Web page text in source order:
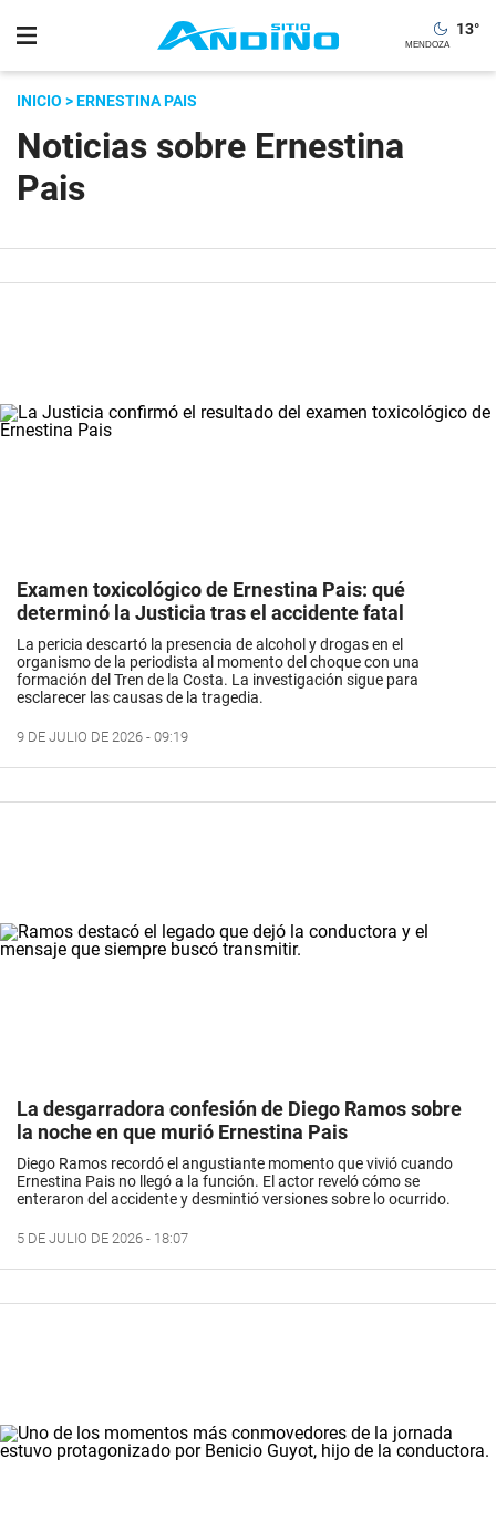
13°
INICIO > ERNESTINA PAIS
Noticias sobre Ernestina
Pais
Examen toxicológico de Ernestina Pais: qué
determinó la Justicia tras el accidente fatal
La pericia descartó la presencia de alcohol y drogas en el
organismo de la periodista al momento del choque con una
formación del Tren de la Costa. La investigación sigue para
esclarecer las causas de la tragedia.
9 DE JULIO DE 2026 - 09:19
La desgarradora confesión de Diego Ramos sobre
la noche en que murió Ernestina Pais
Diego Ramos recordó el angustiante momento que vivió cuando
Ernestina Pais no llegó a la función. El actor reveló cómo se
enteraron del accidente y desmintió versiones sobre lo ocurrido.
5 DE JULIO DE 2026 - 18:07